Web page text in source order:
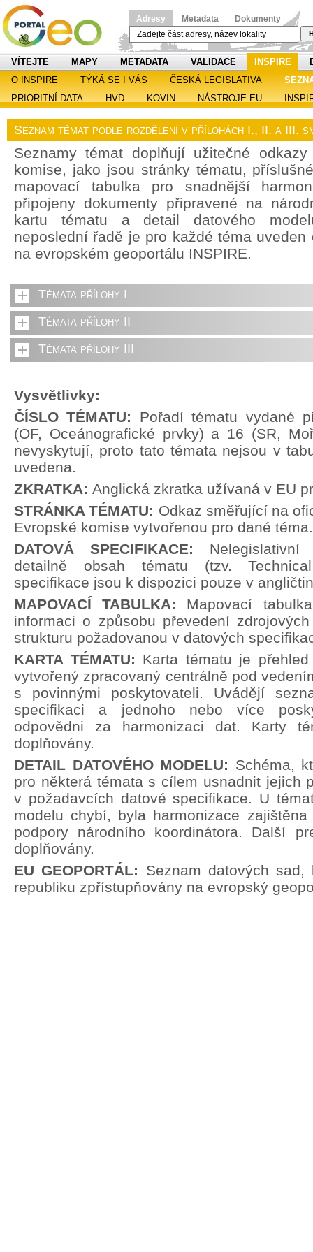
Adresy Metadata Dokumenty
VÍTEJTE MAPY METADATA VALIDACE INSPIRE
O INSPIRE
TÝKÁ SE I VÁS ČESKÁ LEGISLATIVA
PRIORITNÍ DATA
HVD KOVIN NÁSTROJE EU
Seznam témat podle rozdělení v přílohách I., II. a III.
Seznamy témat doplňují užitečné
komise, jako jsou stránky tématu,
mapovací tabulka pro snadnější
připojeny dokumenty připravené na
kartu tématu a detail datového
neposlední řadě je pro každé téma
na evropském geoportálu INSPIRE.
Témata přílohy I
Témata přílohy II
Témata přílohy III
Vysvětlivky:
ČÍSLO TÉMATU: Pořadí tématu vydané
(OF, Oceánografické prvky) a 16 (SR,
nevyskytují, proto tato témata nejsou v
uvedena.
ZKRATKA: Anglická zkratka užívaná v EU
STRÁNKA TÉMATU: Odkaz směřující na
Evropské komise vytvořenou pro dané téma.
DATOVÁ SPECIFIKACE:
detailně obsah tématu (tzv.
specifikace jsou k dispozici pouze v
MAPOVACÍ TABULKA: Mapovací
informaci o způsobu převedení
strukturu požadovanou v datových
KARTA TÉMATU: Karta tématu je
vytvořený zpracovaný centrálně pod
s povinnými poskytovateli. Uvádějí
specifikaci a jednoho nebo více
odpovědni za harmonizaci dat. Karty
doplňovány.
DETAIL DATOVÉHO MODELU: Schéma,
pro některá témata s cílem usnadnit jejich
v požadavcích datové specifikace. U
modelu chybí, byla harmonizace
podpory národního koordinátora. Další
doplňovány.
EU GEOPORTÁL: Seznam datových
republiku zpřístupňovány na evropský